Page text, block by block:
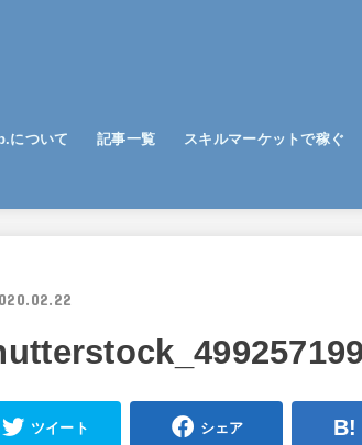
について 記事一覧 スキルマーケットで稼ぐ
ツイート シェア